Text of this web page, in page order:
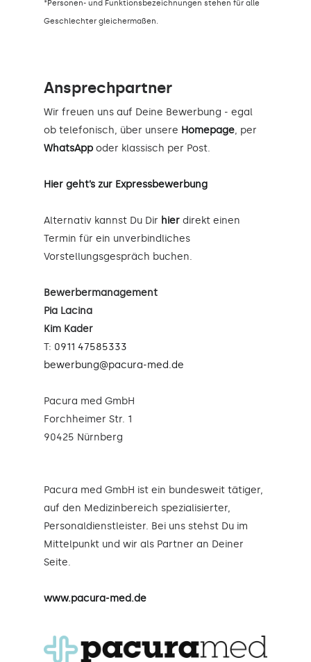
*Personen- und Funktionsbezeichnungen stehen für alle
Geschlechter gleichermaßen.
Ansprechpartner
Wir freuen uns auf Deine Bewerbung - egal
ob telefonisch, über unsere Homepage, per
WhatsApp oder klassisch per Post.
Hier geht’s zur Expressbewerbung
Alternativ kannst Du Dir hier direkt einen
Termin für ein unverbindliches
Vorstellungsgespräch buchen.
Bewerbermanagement
Pia Lacina
Kim Kader
T: 0911 47585333
bewerbung@pacura-med.de
Pacura med GmbH
Forchheimer Str. 1
90425 Nürnberg
Pacura med GmbH ist ein bundesweit tätiger,
auf den Medizinbereich spezialisierter,
Personaldienstleister. Bei uns stehst Du im
Mittelpunkt und wir als Partner an Deiner
Seite.
www.pacura-med.de